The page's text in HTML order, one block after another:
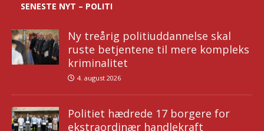
SENESTE NYT – POLITI
Ny treårig politiuddannelse skal
ruste betjentene til mere kompleks
kriminalitet
4. august 2026
Politiet hædrede 17 borgere for
ekstraordinær handlekraft